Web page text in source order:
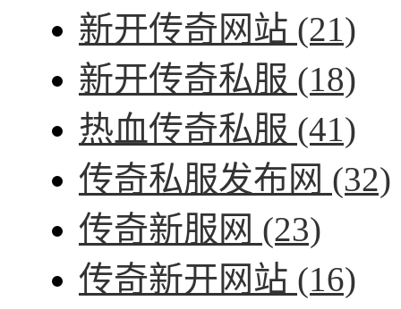
新开传奇网站 (21)
新开传奇私服 (18)
热血传奇私服 (41)
传奇私服发布网 (32)
传奇新服网 (23)
传奇新开网站 (16)